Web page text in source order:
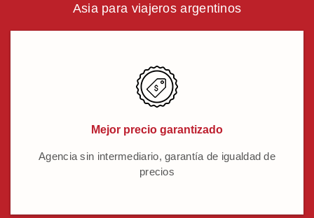
Asia para viajeros argentinos
Mejor precio garantizado
Agencia sin intermediario, garantía de igualdad de
precios